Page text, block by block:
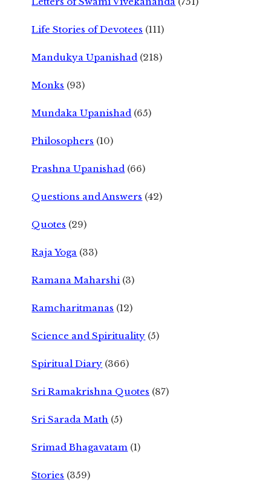
Life Stories of Devotees (111)
Mandukya Upanishad (218)
Monks (93)
Mundaka Upanishad (65)
Philosophers (10)
Prashna Upanishad (66)
Questions and Answers (42)
Quotes (29)
Raja Yoga (33)
Ramana Maharshi (3)
Ramcharitmanas (12)
Science and Spirituality (5)
Spiritual Diary (366)
Sri Ramakrishna Quotes (87)
Sri Sarada Math (5)
Srimad Bhagavatam (1)
Stories (359)